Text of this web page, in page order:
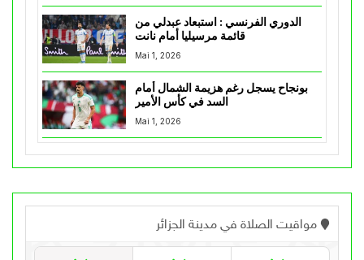
الدوري الفرنسي : استبعاد عبدلي من
قائمة مرسيليا أمام نانت
Mai 1, 2026
بونجاح يسجل رغم هزيمة الشمال أمام
السد في كأس الأمير
Mai 1, 2026